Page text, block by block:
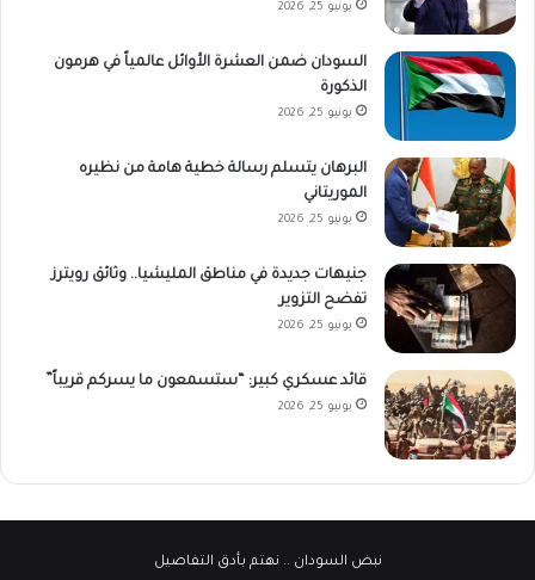
يونيو 25, 2026
السودان ضمن العشرة الأوائل عالمياً في هرمون
الذكورة
يونيو 25, 2026
البرهان يتسلم رسالة خطية هامة من نظيره
الموريتاني
يونيو 25, 2026
جنيهات جديدة في مناطق المليشيا.. وثائق رويترز
تفضح التزوير
يونيو 25, 2026
قائد عسكري كبير: “ستسمعون ما يسركم قريباً”
يونيو 25, 2026
نبض السودان .. نهتم بأدق التفاصيل